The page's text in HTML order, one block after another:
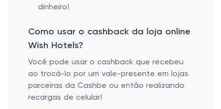
dinheiro!
Como usar o cashback da loja online
Wish Hotels?
Você pode usar o cashback que recebeu
ao trocá-lo por um vale-presente em lojas
parceiras da Cashbe ou então realizando
recargas de celular!